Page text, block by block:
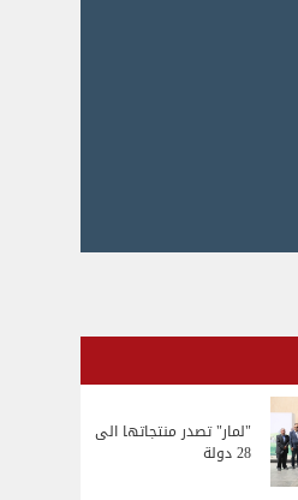
"لمار" تصدر منتجاتها الى
28 دولة